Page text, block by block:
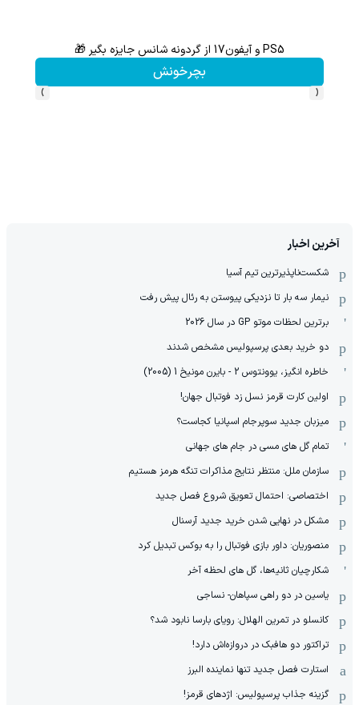
انتخاب اصل (ساعت و گجت دیجیتال)
مشاهده
‹
›
آخرین اخبار
شکست‌ناپذیرترین تیم آسیا
نیمار سه بار تا نزدیکی پیوستن به رئال پیش رفت
برترین لحظات موتو GP در سال 2026
دو خرید بعدی پرسپولیس مشخص شدند
خاطره انگیز، یوونتوس 2 - بایرن مونیخ 1 (2005)
اولین کارت قرمز نسل زد فوتبال جهان!
میزبان جدید سوپرجام اسپانیا کجاست؟
تمام گل های مسی در جام های جهانی
سازمان ملل: منتظر نتایج مذاکرات تنگه هرمز هستیم
اختصاصی: احتمال تعویق شروع فصل جدید
مشکل در نهایی شدن خرید جدید آرسنال
منصوریان: داور بازی فوتبال را به بوکس تبدیل کرد
شکارچیان ثانیه‌ها، گل های لحظه آخر
یاسین در دو راهی سپاهان- نساجی
کانسلو در تمرین الهلال: رویای بارسا نابود شد؟
تراکتور دو هافبک در دروازه‌اش دارد!
استارت فصل جدید تنها نماینده البرز
گزینه جذاب پرسپولیس: اژدهای قرمز!